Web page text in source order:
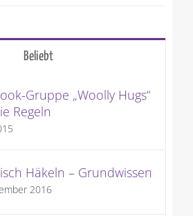
Beliebt
Gruppe „Woolly Hugs“
Regeln
Häkeln – Grundwissen
2016